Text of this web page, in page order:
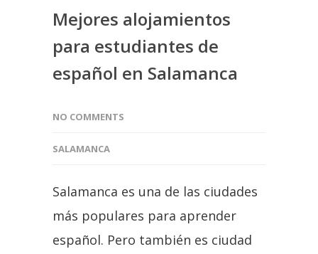
Mejores alojamientos
para estudiantes de
español en Salamanca
NO COMMENTS
SALAMANCA
Salamanca es una de las ciudades
más populares para aprender
español. Pero también es ciudad